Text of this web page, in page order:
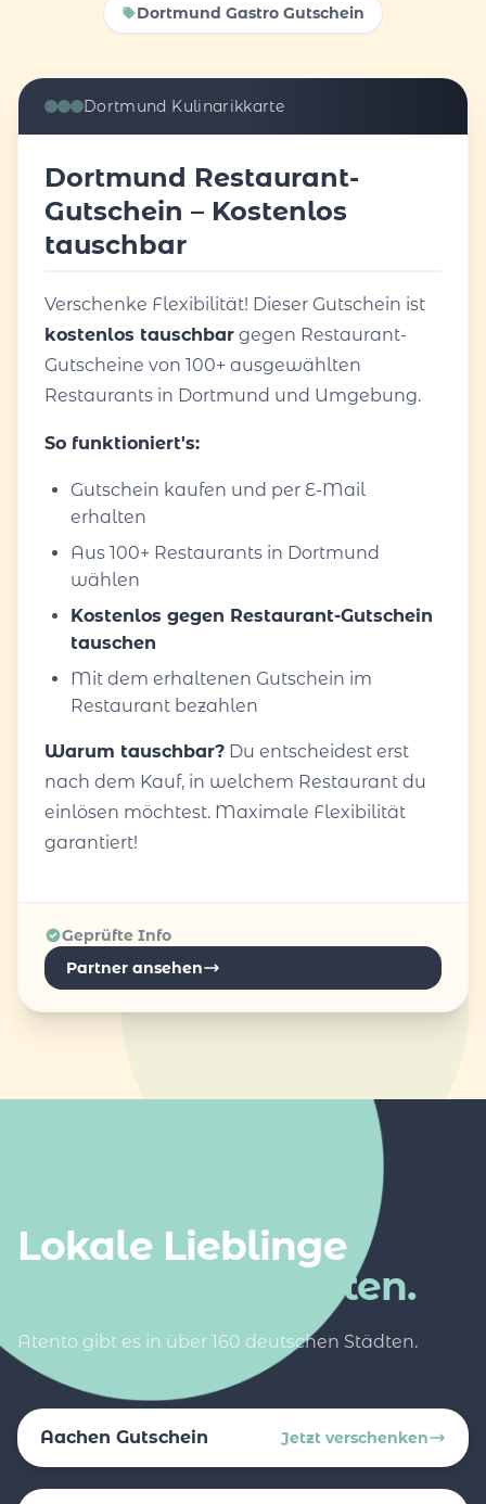
Dortmund Gastro Gutschein
Dortmund Kulinarikkarte
Dortmund Restaurant-
Gutschein – Kostenlos
tauschbar
Verschenke Flexibilität! Dieser Gutschein ist
kostenlos tauschbar gegen Restaurant-
Gutscheine von 100+ ausgewählten
Restaurants in Dortmund und Umgebung.
So funktioniert's:
Gutschein kaufen und per E-Mail
erhalten
Aus 100+ Restaurants in Dortmund
wählen
Kostenlos gegen Restaurant-Gutschein
tauschen
Mit dem erhaltenen Gutschein im
Restaurant bezahlen
Warum tauschbar? Du entscheidest erst
nach dem Kauf, in welchem Restaurant du
einlösen möchtest. Maximale Flexibilität
garantiert!
Geprüfte Info
Partner ansehen
Lokale Lieblinge
in weiteren Städten.
Atento gibt es in über 160 deutschen Städten.
Aachen Gutschein Jetzt verschenken